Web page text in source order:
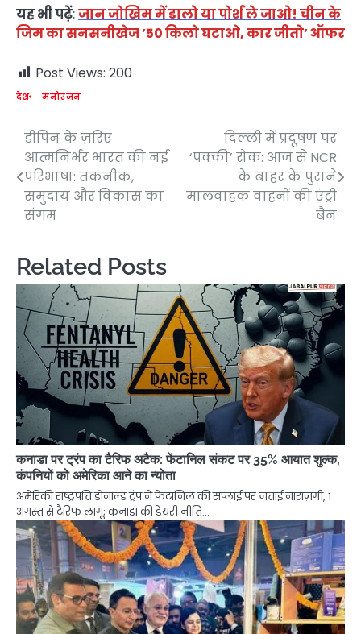
यह भी पढ़ें:जान जोखिम में डालो या पोर्श ले जाओ! चीन के
जिम का सनसनीखेज ’50 किलो घटाओ, कार जीतो’ ऑफर
Post Views: 200
देश मनोरंजन
Post
navigation
डीपिन के ज़रिए
आत्मनिर्भर भारत की नई
परिभाषा: तकनीक,
समुदाय और विकास का
संगम
दिल्ली में प्रदूषण पर
‘पक्की’ रोक: आज से NCR
के बाहर के पुराने
मालवाहक वाहनों की एंट्री
बैन
Related Posts
कनाडा पर ट्रंप का टैरिफ अटैक: फेंटानिल संकट पर 35% आयात शुल्क,
कंपनियों को अमेरिका आने का न्योता
अमेरिकी राष्ट्रपति डोनाल्ड ट्रंप ने फेंटानिल की सप्लाई पर जताई नाराज़गी, 1
अगस्त से टैरिफ लागू; कनाडा की डेयरी नीति…